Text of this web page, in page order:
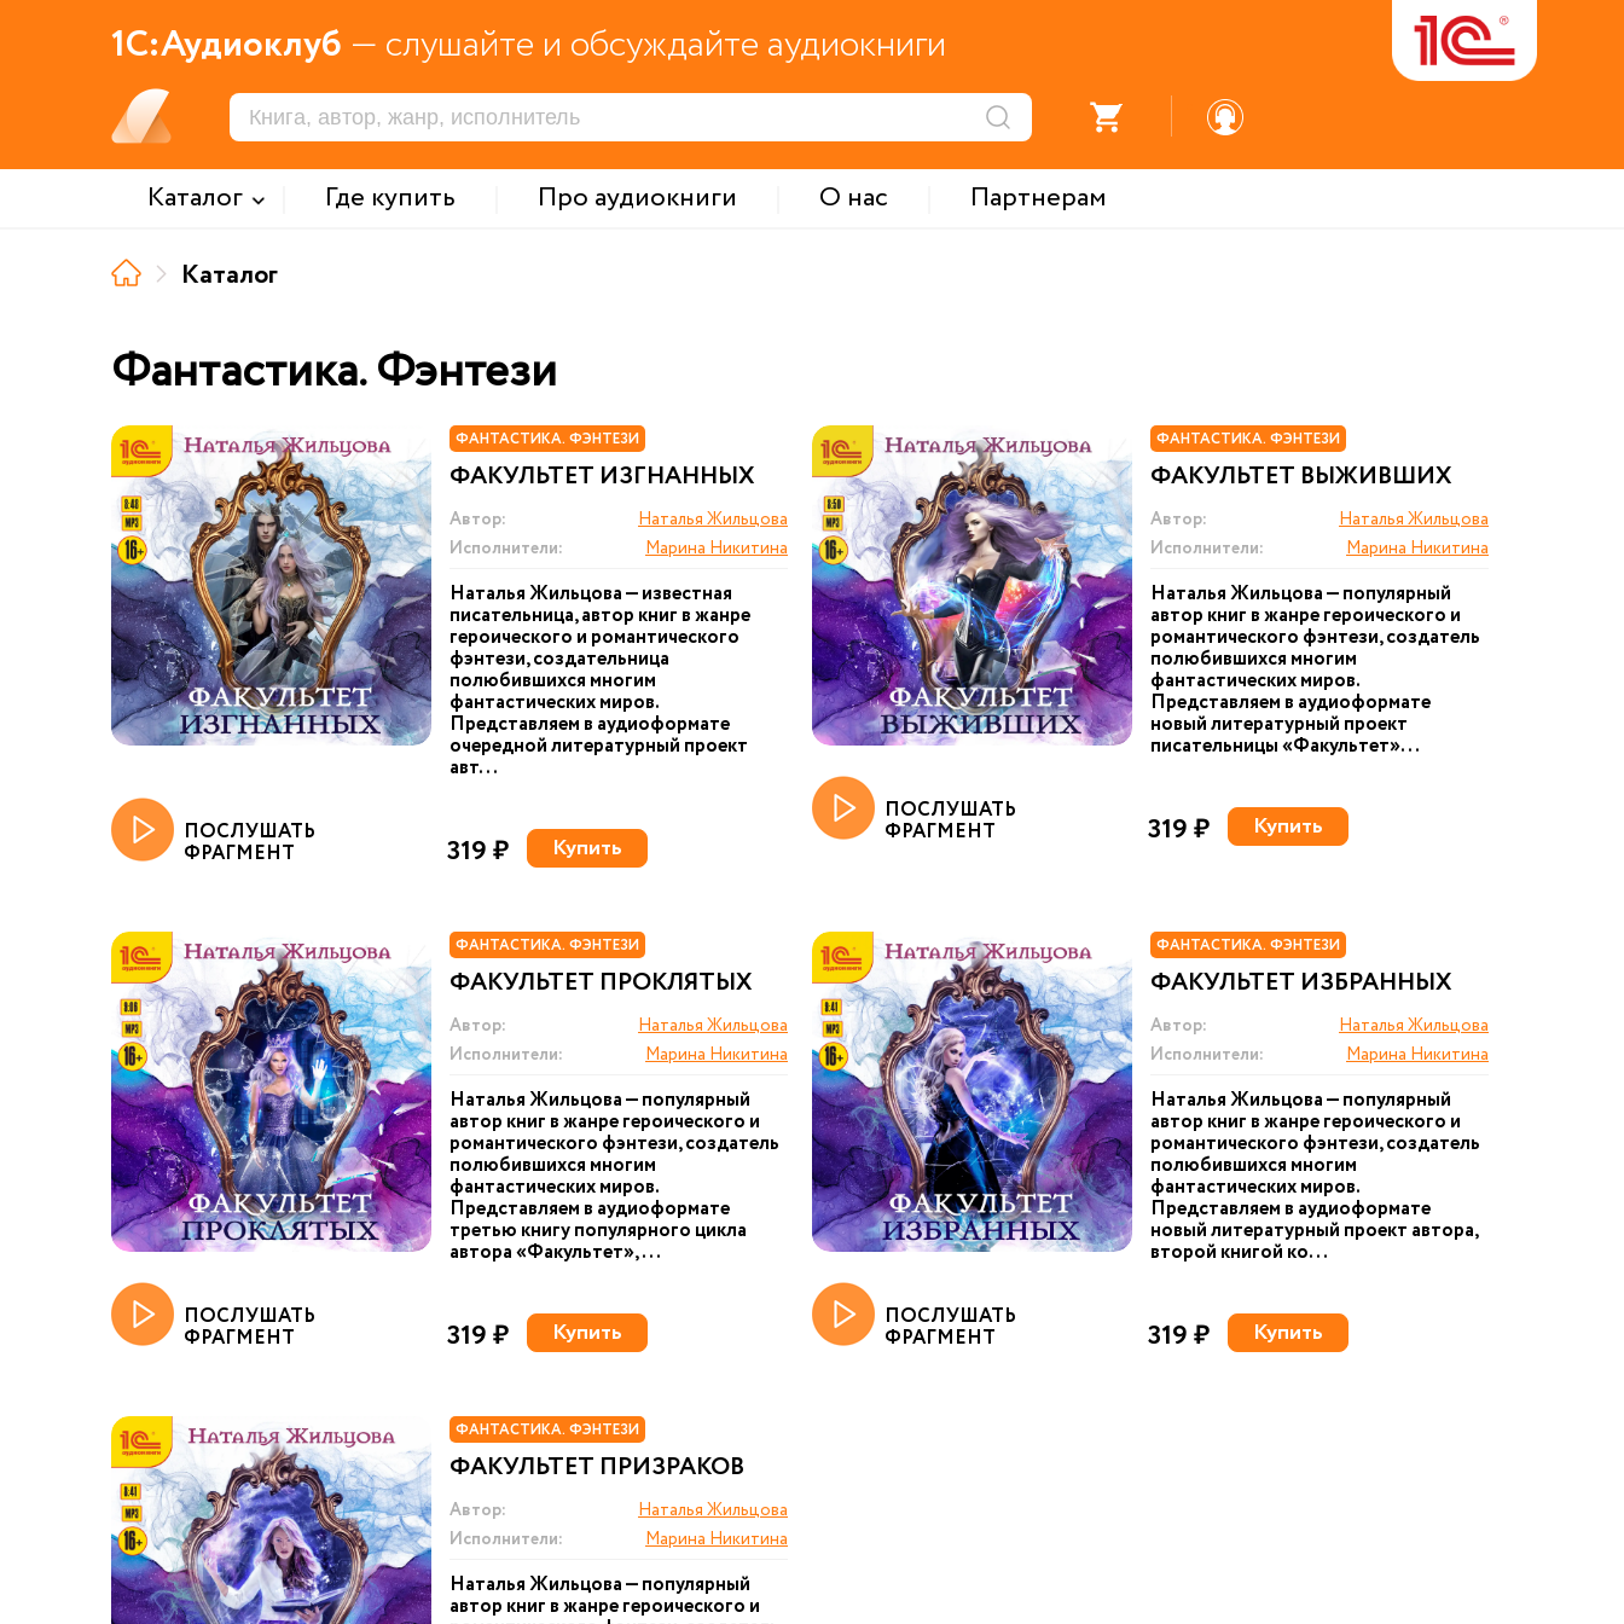
1С:Аудиоклуб — слушайте и обсуждайте аудиокниги
Каталог Где купить Про аудиокниги О нас
Партнерам
Каталог
Фантастика. Фэнтези
ФАНТАСТИКА. ФЭНТЕЗИ
ФАКУЛЬТЕТ ИЗГНАННЫХ
Автор:
Наталья Жильцова
Исполнители:
Марина Никитина
Наталья Жильцова — известная
писательница, автор книг в жанре
героического и романтического
фэнтези, создательница
полюбившихся многим
фантастических миров.
Представляем в аудиоформате
очередной литературный проект
авт...
ПОСЛУШАТЬ
ФРАГМЕНТ 319 ₽ Купить
ФАНТАСТИКА. ФЭНТЕЗИ
ФАКУЛЬТЕТ ВЫЖИВШИХ
Автор:
Наталья Жильцова
Исполнители:
Марина Никитина
Наталья Жильцова — популярный
автор книг в жанре героического и
романтического фэнтези, создатель
полюбившихся многим
фантастических миров.
Представляем в аудиоформате
новый литературный проект
писательницы «Факультет»...
ПОСЛУШАТЬ
ФРАГМЕНТ 319 ₽ Купить
ФАНТАСТИКА. ФЭНТЕЗИ
ФАКУЛЬТЕТ ПРОКЛЯТЫХ
Автор:
Наталья Жильцова
Исполнители:
Марина Никитина
Наталья Жильцова — популярный
автор книг в жанре героического и
романтического фэнтези, создатель
полюбившихся многим
фантастических миров.
Представляем в аудиоформате
третью книгу популярного цикла
автора «Факультет»,...
ПОСЛУШАТЬ
ФРАГМЕНТ 319 ₽ Купить
ФАНТАСТИКА. ФЭНТЕЗИ
ФАКУЛЬТЕТ ИЗБРАННЫХ
Автор:
Наталья Жильцова
Исполнители:
Марина Никитина
Наталья Жильцова — популярный
автор книг в жанре героического и
романтического фэнтези, создатель
полюбившихся многим
фантастических миров.
Представляем в аудиоформате
новый литературный проект автора,
второй книгой ко...
ПОСЛУШАТЬ
ФРАГМЕНТ 319 ₽ Купить
ФАНТАСТИКА. ФЭНТЕЗИ
ФАКУЛЬТЕТ ПРИЗРАКОВ
Автор:
Наталья Жильцова
Исполнители:
Марина Никитина
Наталья Жильцова — популярный
автор книг в жанре героического и